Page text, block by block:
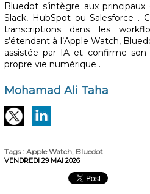
Bluedot s’intègre aux
Slack, HubSpot ou Salesforce .
transcriptions dans les
s’étendant à l’Apple Watch,
assistée par IA et confirme son
propre vie numérique .
Mohamad Ali Taha
Tags: Apple Watch, Bluedot
VENDREDI 29 MAI 2026